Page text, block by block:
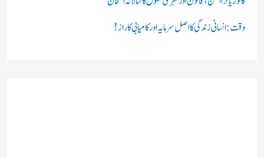
وقت: انسانی زندگی کا اصل سرمایہ اور کامیابی کا راز !